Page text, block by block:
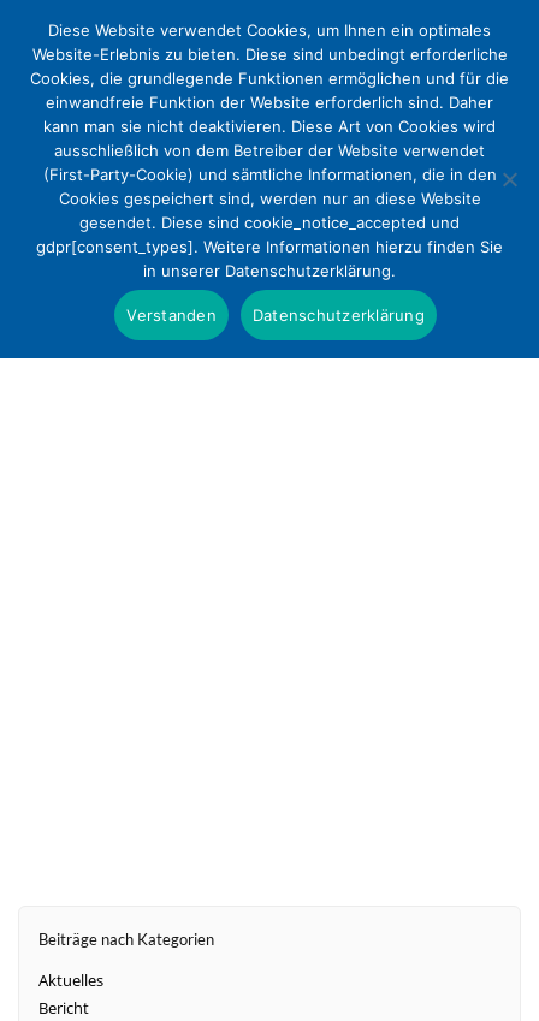
Stellungnahme zur
Krankenhaustransformationsfonds
-Verordnung – KHTFV
Positionen
Beiträge nach Kategorien
Aktuelles
Bericht
Diese Website verwendet Cookies, um Ihnen ein optimales
Website-Erlebnis zu bieten. Diese sind unbedingt erforderliche
Cookies, die grundlegende Funktionen ermöglichen und für die
einwandfreie Funktion der Website erforderlich sind. Daher
kann man sie nicht deaktivieren. Diese Art von Cookies wird
ausschließlich von dem Betreiber der Website verwendet
(First-Party-Cookie) und sämtliche Informationen, die in den
Cookies gespeichert sind, werden nur an diese Website
gesendet. Diese sind cookie_notice_accepted und
gdpr[consent_types]. Weitere Informationen hierzu finden Sie
in unserer Datenschutzerklärung.
Verstanden Datenschutzerklärung